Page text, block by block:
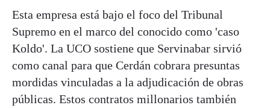
Esta empresa está bajo el foco del Tribunal
Supremo en el marco del conocido como 'caso
Koldo'. La UCO sostiene que Servinabar sirvió
como canal para que Cerdán cobrara presuntas
mordidas vinculadas a la adjudicación de obras
públicas. Estos contratos millonarios también